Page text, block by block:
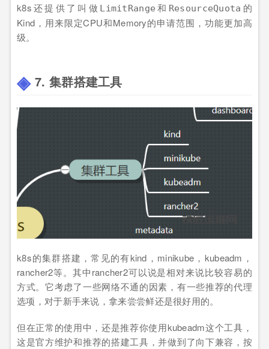
k8s还提供了叫做 LimitRange 和 ResourceQuota 的
Kind，用来限定CPU和Memory的申请范围，功能更加高
级。
7. 集群搭建工具
k8s的集群搭建，常见的有kind，minikube，kubeadm，
rancher2等。其中rancher2可以说是相对来说比较容易的
方式。它考虑了一些网络不通的因素，有一些推荐的代理
选项，对于新手来说，拿来尝尝鲜还是很好用的。
但在正常的使用中，还是推荐你使用kubeadm这个工具，
这是官方维护和推荐的搭建工具，并做到了向下兼容，按